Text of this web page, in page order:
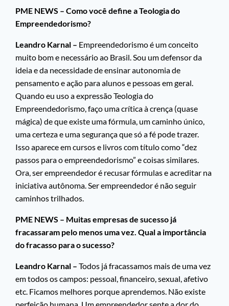
PME NEWS – Como você define a Teologia do
Empreendedorismo?
Leandro Karnal – Empreendedorismo é um conceito
muito bom e necessário ao Brasil. Sou um defensor da
ideia e da necessidade de ensinar autonomia de
pensamento e ação para alunos e pessoas em geral.
Quando eu uso a expressão Teologia do
Empreendedorismo, faço uma crítica à crença (quase
mágica) de que existe uma fórmula, um caminho único,
uma certeza e uma segurança que só a fé pode trazer.
Isso aparece em cursos e livros com título como “dez
passos para o empreendedorismo” e coisas similares.
Ora, ser empreendedor é recusar fórmulas e acreditar na
iniciativa autônoma. Ser empreendedor é não seguir
caminhos trilhados.
PME NEWS – Muitas empresas de sucesso já
fracassaram pelo menos uma vez. Qual a importância
do fracasso para o sucesso?
Leandro Karnal – Todos já fracassamos mais de uma vez
em todos os campos: pessoal, financeiro, sexual, afetivo
etc. Ficamos melhores porque aprendemos. Não existe